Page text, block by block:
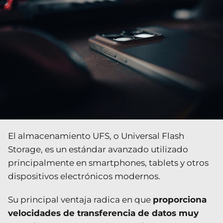
El almacenamiento UFS, o Universal Flash
Storage, es un estándar avanzado utilizado
principalmente en smartphones, tablets y otros
dispositivos electrónicos modernos.
Su principal ventaja radica en que proporciona
velocidades de transferencia de datos muy